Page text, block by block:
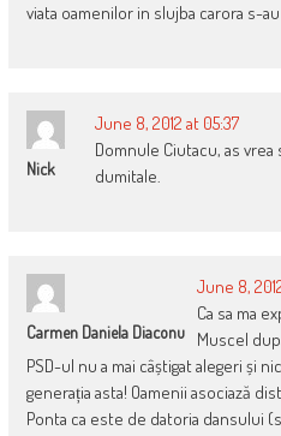
viata oamenilor in slujba carora s-
Nick
June 8, 2012 at 05:37
Domnule Ciutacu, as
dumitale.
Carmen Daniela Diaconu
June 8,
Ca sa ma
Muscel
PSD-ul nu a mai câștigat alegeri și
generația asta! Oamenii asociază
Ponta ca este de datoria dansului